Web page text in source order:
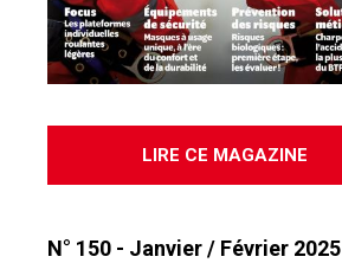
N° 150 - Janvier / Février 2025
LIRE CE MAGAZINE